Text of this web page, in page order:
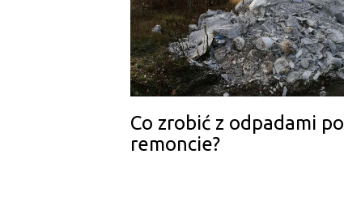
Co zrobić z odpadami po
remoncie?